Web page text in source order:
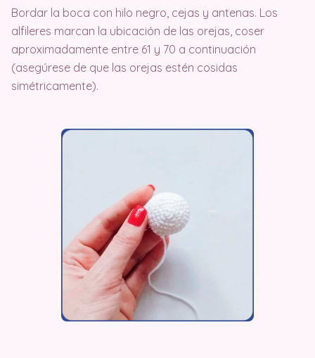
Bordar la boca con hilo negro, cejas y antenas. Los
alfileres marcan la ubicación de las orejas, coser
aproximadamente entre 61 y 70 a continuación
(asegúrese de que las orejas estén cosidas
simétricamente).